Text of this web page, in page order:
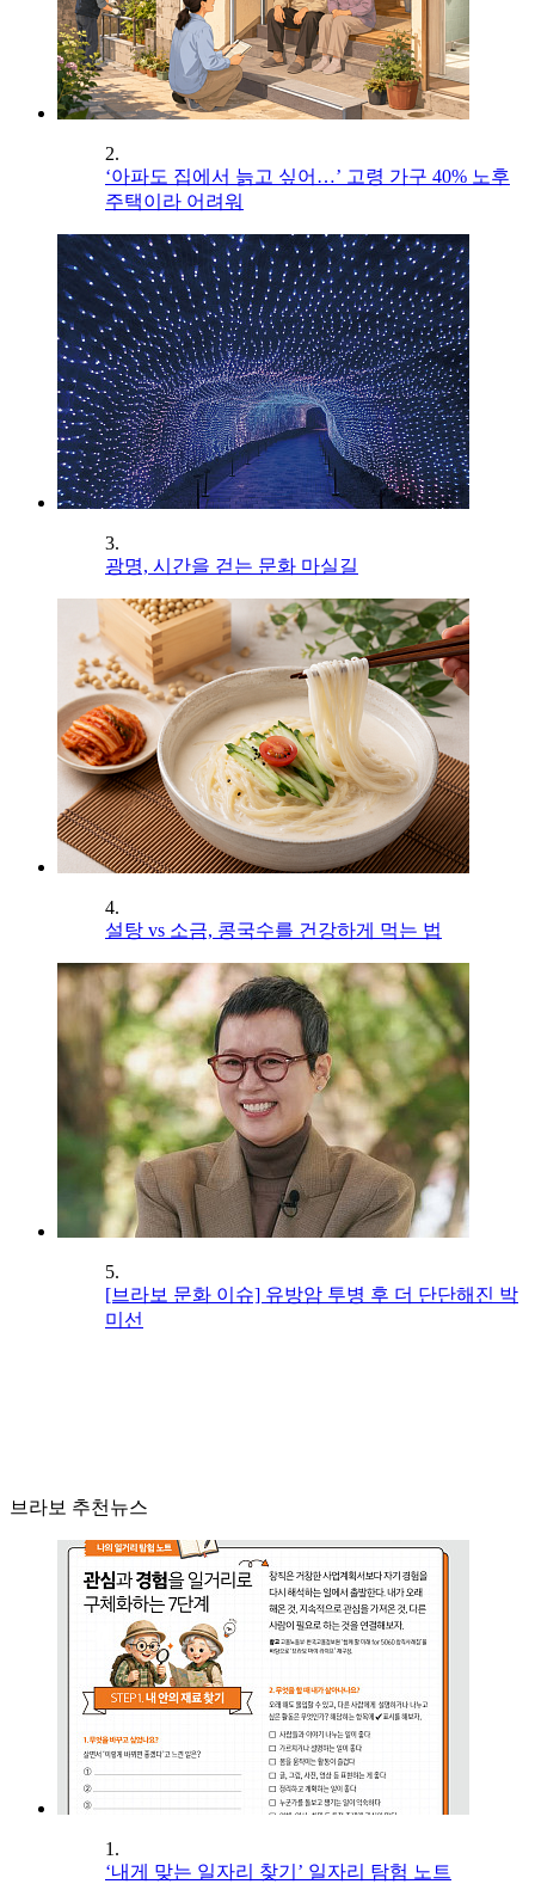
2.
‘아파도 집에서 늙고 싶어…’ 고령 가구 40% 노후
주택이라 어려워
3.
광명, 시간을 걷는 문화 마실길
4.
설탕 vs 소금, 콩국수를 건강하게 먹는 법
5.
[브라보 문화 이슈] 유방암 투병 후 더 단단해진 박
미선
브라보 추천뉴스
1.
‘내게 맞는 일자리 찾기’ 일자리 탐험 노트